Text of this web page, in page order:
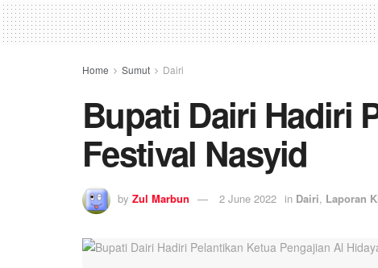
Home Sumut Dairi
Bupati Dairi Hadiri
Festival Nasyid
by Zul Marbun 2 June 2022 in Dairi, Laporan